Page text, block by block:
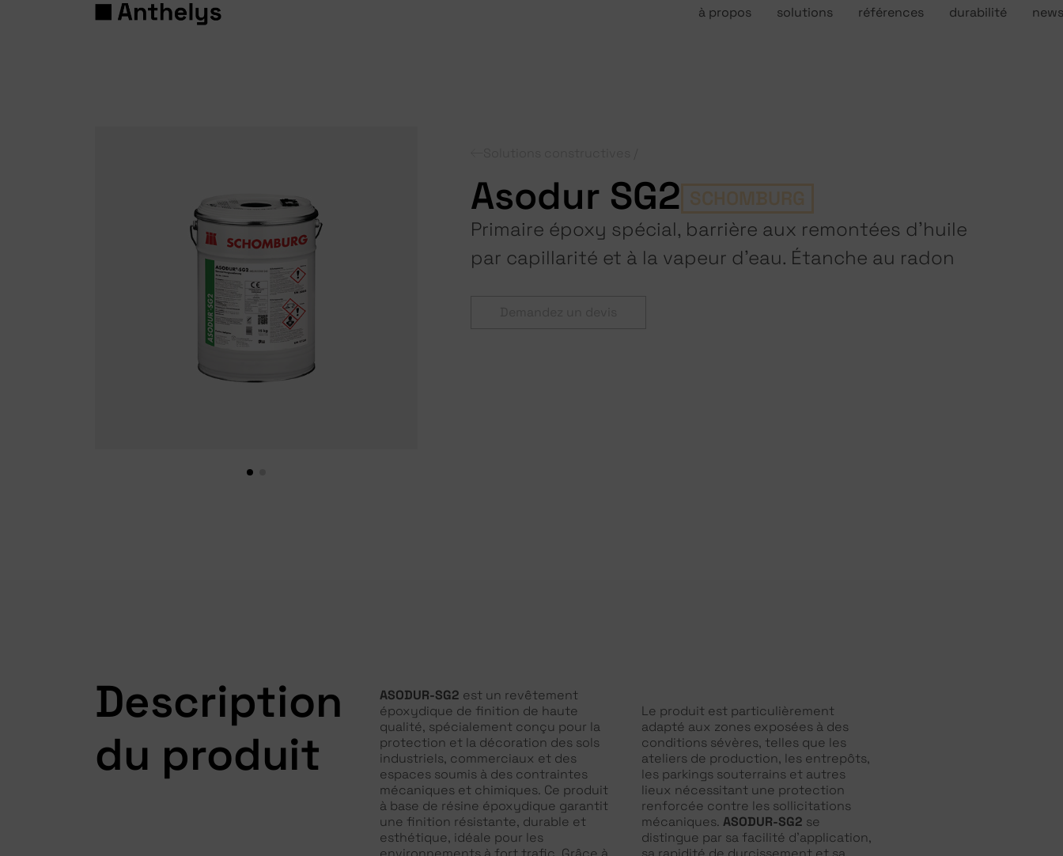
à propos solutions références durabilité
Asodur SG2
Primaire époxy spécial, barrière aux remontées d’huile
par capillarité et à la vapeur d’eau. Étanche au radon
Description
du produit
ASODUR-SG2 est un revêtement
époxydique de finition de haute
qualité, spécialement conçu pour la
protection et la décoration des sols
industriels, commerciaux et des
espaces soumis à des contraintes
mécaniques et chimiques. Ce produit
à base de résine époxydique garantit
une finition résistante, durable et
esthétique, idéale pour les
Le produit est particulièrement
adapté aux zones exposées à des
conditions sévères, telles que les
ateliers de production, les entrepôts,
les parkings souterrains et autres
lieux nécessitant une protection
renforcée contre les sollicitations
mécaniques. ASODUR-SG2 se
distingue par sa facilité d’application,